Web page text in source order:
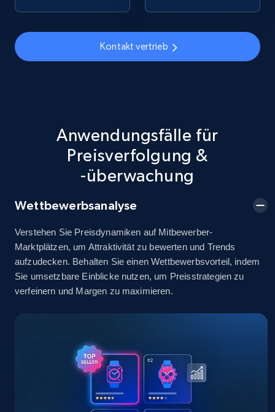
price, Final price, Discount percent, and more.
TikTok Shop - discover records by shop url
URL, Title, Available, Description, Currency, Initial
price, Final price, Discount percent, and more.
668+
Amazon sellers info
Seller id, URL, Seller name, Description, Detailed
info, Stars, Feedbacks, Return policy, and more.
URL, Product id, Title, Seller name, Seller rating,
Kontakt vertrieb
Anwendungsfälle für
Preisverfolgung &
-überwachung
Wettbewerbsanalyse
Verstehen Sie Preisdynamiken auf Mitbewerber-
Marktplätzen, um Attraktivität zu bewerten und Trends
aufzudecken. Behalten Sie einen Wettbewerbsvorteil, indem
Sie umsetzbare Einblicke nutzen, um Preisstrategien zu
verfeinern und Margen zu maximieren.